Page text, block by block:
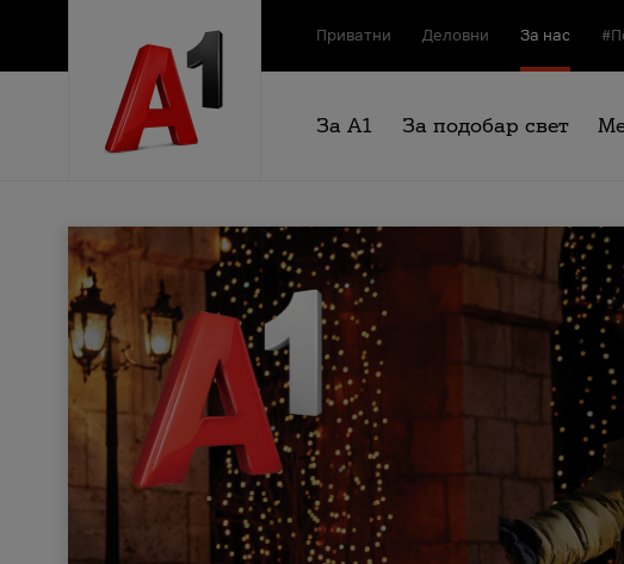
Приватни Деловни За нас
За А1 За подобар свет